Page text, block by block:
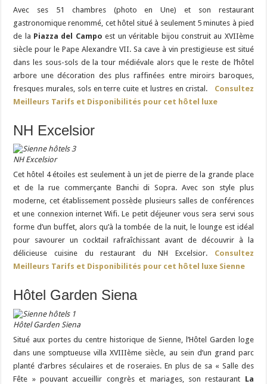
Avec ses 51 chambres (photo en Une) et son restaurant
gastronomique renommé, cet hôtel situé à seulement 5 minutes à pied
de la Piazza del Campo est un véritable bijou construit au XVIIème
siècle pour le Pape Alexandre VII. Sa cave à vin prestigieuse est situé
dans les sous-sols de la tour médiévale alors que le reste de l’hôtel
arbore une décoration des plus raffinées entre miroirs baroques,
fresques murales, sols en terre cuite et lustres en cristal. Consultez
Meilleurs Tarifs et Disponibilités pour cet hôtel luxe
NH Excelsior
NH Excelsior
Cet hôtel 4 étoiles est seulement à un jet de pierre de la grande place
et de la rue commerçante Banchi di Sopra. Avec son style plus
moderne, cet établissement possède plusieurs salles de conférences
et une connexion internet Wifi. Le petit déjeuner vous sera servi sous
forme d’un buffet, alors qu’à la tombée de la nuit, le lounge est idéal
pour savourer un cocktail rafraîchissant avant de découvrir à la
délicieuse cuisine du restaurant du NH Excelsior. Consultez
Meilleurs Tarifs et Disponibilités pour cet hôtel luxe Sienne
Hôtel Garden Siena
Hôtel Garden Siena
Situé aux portes du centre historique de Sienne, l’Hôtel Garden loge
dans une somptueuse villa XVIIIème siècle, au sein d’un grand parc
planté d’arbres séculaires et de roseraies. En plus de sa « Salle des
Fête » pouvant accueillir congrès et mariages, son restaurant La